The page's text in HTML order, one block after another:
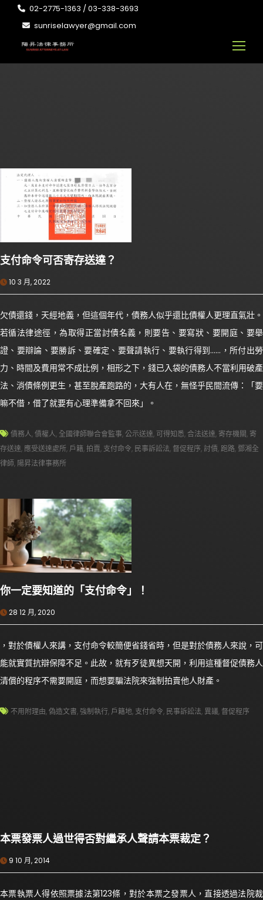
02-2775-1363 / 03-338-3693
sunriselawyer@gmail.com
支付命令可否寄存送達？
10 3 月, 2022
欠債還錢，天經地義，但這個年代，債務人似乎還比債權人更理直氣壯。
若循法律途徑，為取得正當討債名義，則要告、要寫狀、要開庭、要舉
證、要辯論、要勝訴、要確定、要聲請執行、要執行得到……，所付出勞
力、時間及費用常不成比例，相形之下，錢已入袋的債務人不當利用破產
法、消債條例更生，甚至脫產跑路的，大有人在，無怪乎民間流傳：「要
嘛不借，借了就要有心理準備拿不回來」。
債務人,債權人, 全國律師聯合會監事, 公示送達,可得知悉, 合法送達, 寄存機關, 寄
存送達,應受送達處所, 戶籍,拍賣, 支付命令, 民事訴訟法, 督促程序,討債,跑路, 鄧湘全
律師, 陽昇法律事務所
你一定要知道的「支付命令」！
28 12 月, 2020
，對於債權人來講，支付命令較簡便省錢省時，但是對於債務人來說，可
能就實質抗辯保障不足。此故，就有歹徒異想天開，利用這種督促債務人
清償的程序不需要開庭，而想要騙法院來強制拍賣他人財產。
不用附理由,偽造文書,強制執行, 戶籍地, 支付命令, 民事訴訟法,異議, 督促程序
本票發票人過世得否對繼承人聲請本票裁定？
9 10 月, 2014
本票執票人得依照票據法第123條，對於本票之發票人，直接透過法院裁